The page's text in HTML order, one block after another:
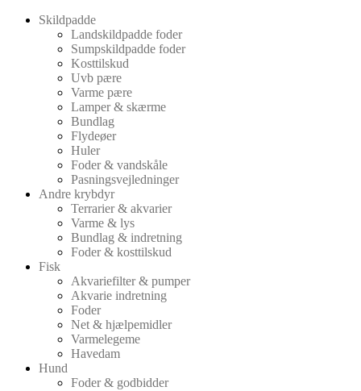
Skildpadde
Landskildpadde foder
Sumpskildpadde foder
Kosttilskud
Uvb pære
Varme pære
Lamper & skærme
Bundlag
Flydeøer
Huler
Foder & vandskåle
Pasningsvejledninger
Andre krybdyr
Terrarier & akvarier
Varme & lys
Bundlag & indretning
Foder & kosttilskud
Fisk
Akvariefilter & pumper
Akvarie indretning
Foder
Net & hjælpemidler
Varmelegeme
Havedam
Hund
Foder & godbidder